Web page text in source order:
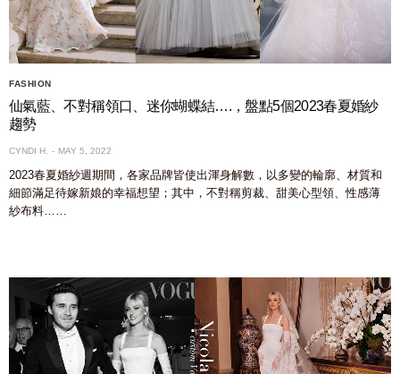
FASHION
仙氣藍、不對稱領口、迷你蝴蝶結….，盤點5個2023春夏婚紗
趨勢
CYNDI H. MAY 5, 2022
2023春夏婚紗週期間，各家品牌皆使出渾身解數，以多變的輪廓、材質和
細節滿足待嫁新娘的幸福想望；其中，不對稱剪裁、甜美心型領、性感薄
紗布料……